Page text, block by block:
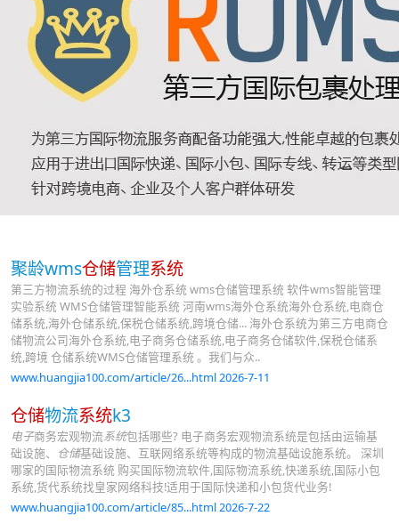
聚龄wms仓储管理系统
第三方物流系统的过程 海外仓系统 wms仓储管理系统 软件wms智能管理
实验系统 WMS仓储管理智能系统 河南wms海外仓系统海外仓系统,电商仓
储系统,海外仓储系统,保税仓储系统,跨境仓储... 海外仓系统为第三方电商仓
储物流公司海外仓系统,电子商务仓储系统,电子商务仓储软件,保税仓储系
统,跨境 仓储系统WMS仓储管理系统 。我们与众..
www.huangjia100.com/article/26...html 2026-7-11
仓储物流系统k3
电子商务宏观物流系统包括哪些? 电子商务宏观物流系统是包括由运输基
础设施、
仓储基础设施、互联网络系统等构成的物流基础设施系统。 深圳
哪家的国际物流系统 购买国际物流软件,国际物流系统,快递系统,国际小包
系统,货代系统找皇家网络科技!适用于国际快递和小包货代业务!
www.huangjia100.com/article/85...html 2026-7-22